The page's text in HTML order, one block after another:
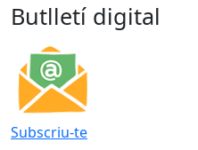
Butlletí digital
Subscriu-te